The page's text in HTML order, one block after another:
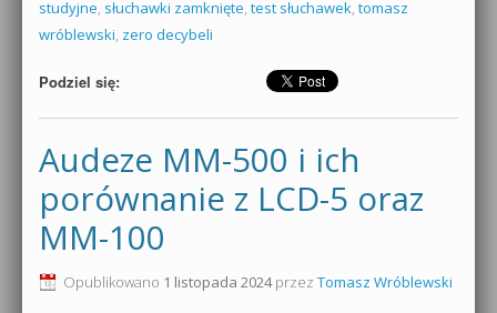
studyjne, słuchawki zamknięte, test słuchawek, tomasz
wróblewski, zero decybeli
Podziel się:
Audeze MM-500 i ich
porównanie z LCD-5 oraz
MM-100
Opublikowano 1 listopada 2024przez Tomasz Wróblewski